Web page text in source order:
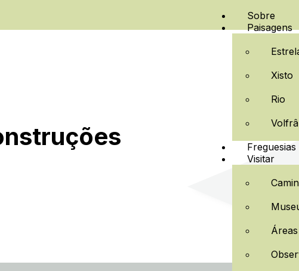
Sobre
Paisagens
Xisto
Rio
Freguesias
Visitar